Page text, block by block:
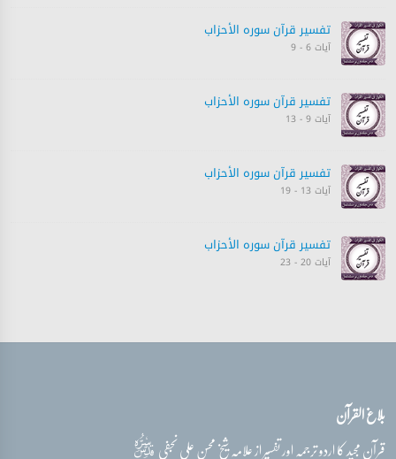
تفسیر قرآن سورہ ‎الأحزاب‎
آیات 6 - 9
تفسیر قرآن سورہ ‎الأحزاب‎
آیات 9 - 13
تفسیر قرآن سورہ ‎الأحزاب‎
آیات 13 - 19
تفسیر قرآن سورہ ‎الأحزاب‎
آیات 20 - 23
بلاغ القرآن
قرآن مجید کا اردو ترجمہ اور تفسیر از علامہ شیخ محسن علی نجفیقدس‌سره